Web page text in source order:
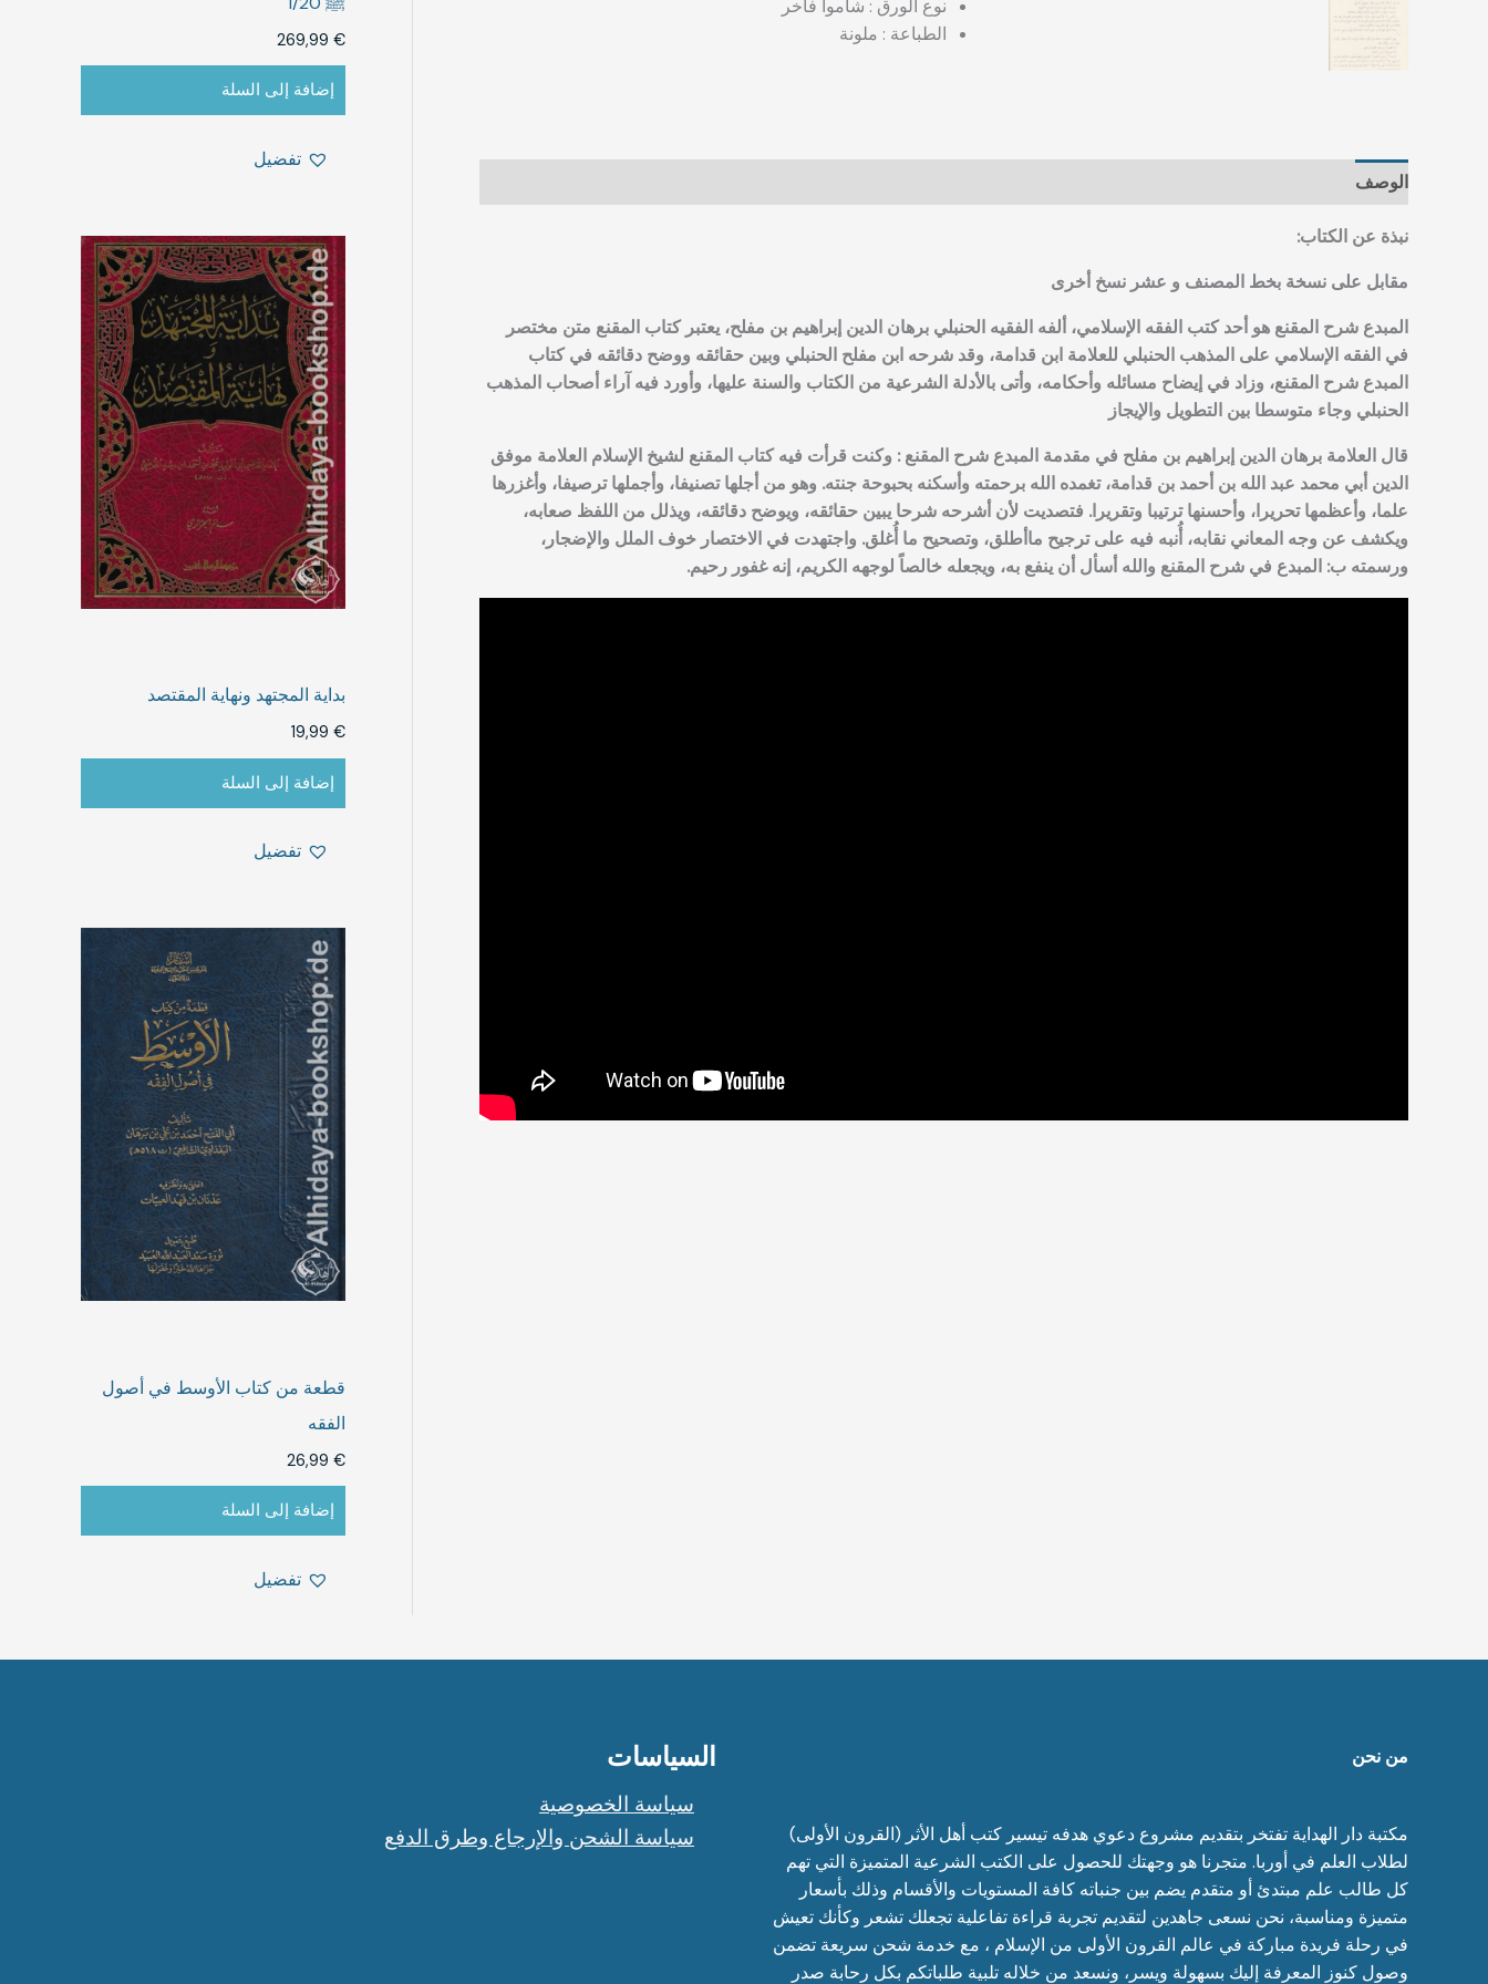
نوع الورق : شاموا فاخر
الطباعة : ملونة
الوصف
نبذة عن الكتاب:
مقابل على نسخة بخط المصنف و عشر نسخ أخرى
المبدع شرح المقنع هو أحد كتب الفقه الإسلامي، ألفه الفقيه الحنبلي برهان الدين إبراهيم بن مفلح، يعتبر كتاب المقنع متن مختصر
في الفقه الإسلامي على المذهب الحنبلي للعلامة ابن قدامة، وقد شرحه ابن مفلح الحنبلي وبين حقائقه ووضح دقائقه في كتاب
المبدع شرح المقنع، وزاد في إيضاح مسائله وأحكامه، وأتى بالأدلة الشرعية من الكتاب والسنة عليها، وأورد فيه آراء أصحاب المذهب
الحنبلي وجاء متوسطا بين التطويل والإيجاز
قال العلامة برهان الدين إبراهيم بن مفلح في مقدمة المبدع شرح المقنع : وكنت قرأت فيه كتاب المقنع لشيخ الإسلام العلامة موفق
الدين أبي محمد عبد الله بن أحمد بن قدامة، تغمده الله برحمته وأسكنه بحبوحة جنته. وهو من أجلها تصنيفا، وأجملها ترصيفا، وأغزرها
علما، وأعظمها تحريرا، وأحسنها ترتيبا وتقريرا. فتصديت لأن أشرحه شرحا يبين حقائقه، ويوضح دقائقه، ويذلل من اللفظ صعابه،
ويكشف عن وجه المعاني نقابه، أُنبه فيه على ترجيح ماأطلق، وتصحيح ما أُغلق. واجتهدت في الاختصار خوف الملل والإضجار،
ورسمته ب: المبدع في شرح المقنع والله أسأل أن ينفع به، ويجعله خالصاً لوجهه الكريم، إنه غفور رحيم.
269,99 €
إضافة إلى السلة
تفضيل
بداية المجتهد ونهاية المقتصد
19,99 €
إضافة إلى السلة
تفضيل
قطعة من كتاب الأوسط في أصول
الفقه
26,99 €
إضافة إلى السلة
تفضيل
من نحن
مكتبة دار الهداية تفتخر بتقديم مشروع دعوي هدفه تيسير كتب أهل الأثر (القرون الأولى)
لطلاب العلم في أوربا. متجرنا هو وجهتك للحصول على الكتب الشرعية المتميزة التي تهم
كل طالب علم مبتدئ أو متقدم يضم بين جنباته كافة المستويات والأقسام وذلك بأسعار
متميزة ومناسبة، نحن نسعى جاهدين لتقديم تجربة قراءة تفاعلية تجعلك تشعر وكأنك تعيش
في رحلة فريدة مباركة في عالم القرون الأولى من الإسلام ، مع خدمة شحن سريعة تضمن
وصول كنوز المعرفة إليك بسهولة ويسر، ونسعد من خلاله تلبية طلباتكم بكل رحابة صدر
السياسات
سياسة الخصوصية
سياسة الشحن والإرجاع وطرق الدفع